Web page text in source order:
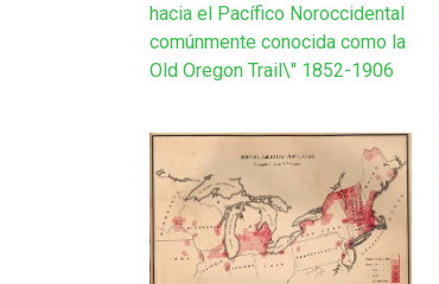
hacia el Pacífico Noroccidental
comúnmente conocida como la
Old Oregon Trail\" 1852-1906